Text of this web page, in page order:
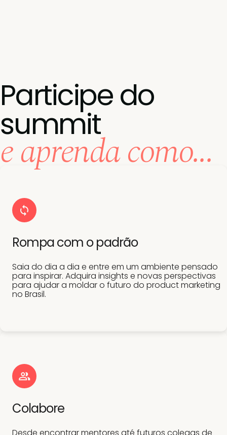
Participe do
summit
e aprenda como...
Rompa com o padrão
Saia do dia a dia e entre em um ambiente pensado
para inspirar. Adquira insights e novas perspectivas
para ajudar a moldar o futuro do product marketing
no Brasil.
Colabore